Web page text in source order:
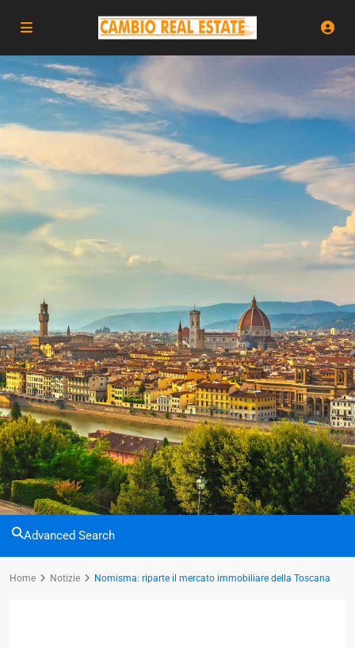
Advanced Search
Home Notizie Nomisma: riparte il mercato immobiliare della Toscana